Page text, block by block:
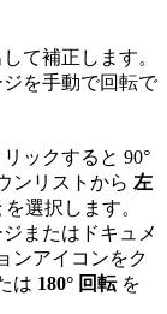
て補正します。
を手動で回転で
ックすると 90°
ンリストから 左
を選択します。
またはドキュメ
ンアイコンをク
は 180° 回転を